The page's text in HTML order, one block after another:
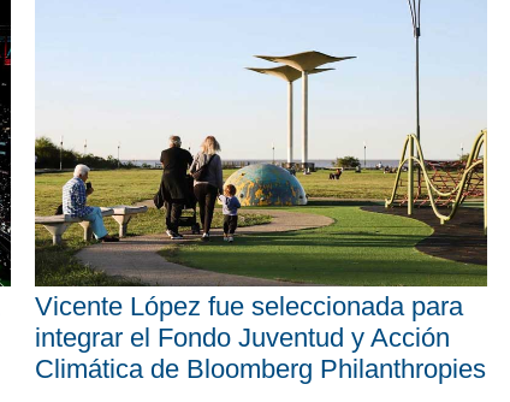
Vicente López fue seleccionada para
integrar el Fondo Juventud y Acción
Climática de Bloomberg Philanthropies